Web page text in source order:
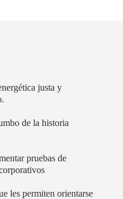
justa y
de la historia
pruebas de
les permiten orientarse